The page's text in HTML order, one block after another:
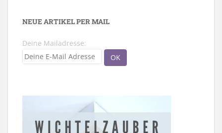
NEUE ARTIKEL PER MAIL
Deine Mailadresse: